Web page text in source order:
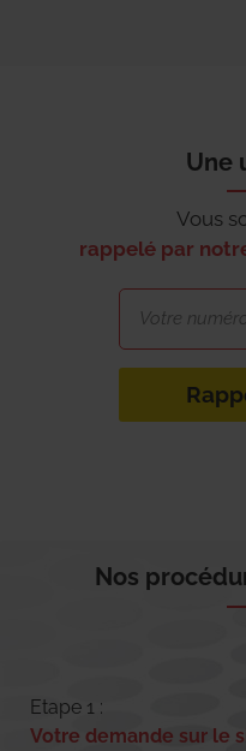
Une
Vous
rappelé par
Nos
Etape 1 :
Votre demande sur le